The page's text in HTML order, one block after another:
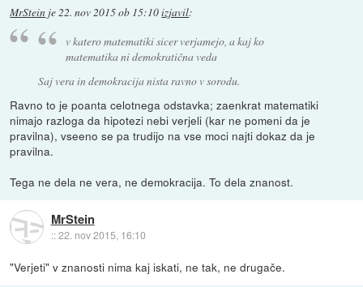
MrStein je22. nov 2015 ob 15:10izjavil:
v katero matematiki sicer verjamejo, a kaj ko
matematika ni demokratična veda
Saj vera in demokracija nista ravno v sorodu.
Ravno to je poanta celotnega odstavka; zaenkrat matematiki
nimajo razloga da hipotezi nebi verjeli (kar ne pomeni da je
pravilna), vseeno se pa trudijo na vse moci najti dokaz da je
pravilna.
Tega ne dela ne vera, ne demokracija. To dela znanost.
MrStein
::22. nov 2015, 16:10
"Verjeti" v znanosti nima kaj iskati, ne tak, ne drugače.